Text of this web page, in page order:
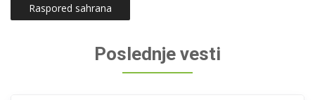
Raspored sahrana
Poslednje vesti